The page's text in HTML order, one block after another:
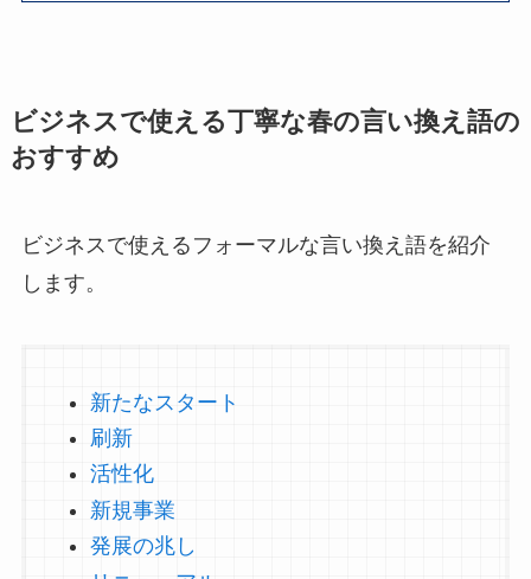
ビジネスで使える丁寧な春の言い換え語の
おすすめ
ビジネスで使えるフォーマルな言い換え語を紹介
します。
新たなスタート
刷新
活性化
新規事業
発展の兆し